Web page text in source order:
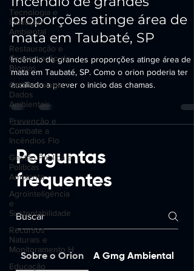
Tecnologia e
Inovação
Ambiental
Restauração e
Conservação de
Biomas
Geotecnologia e
Dados
Ambientais
Prevenção e
Combate a
Incêndios Flo
Gestão Pública e
Políticas
Ambienta
Agrointeligência
e
Sustentabilidade
Recursos
Naturais e
Monitoramento H
Educação
proporções atinge área de
mata em Taubaté, SP
Incêndio de grandes proporções atinge área de
mata em Taubaté, SP. Como o orion poderia ter
auxiliado a prever o inicio das chamas.
Perguntas
frequentes
Sobre o Orion A Gmg Ambiental